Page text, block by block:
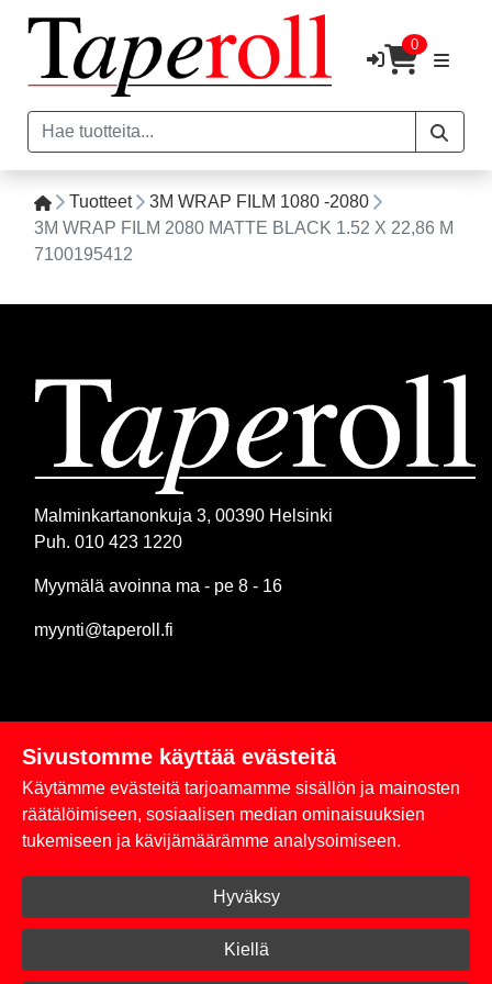
0
Tuotteet
3M WRAP FILM 1080 -2080
3M WRAP FILM 2080 MATTE BLACK 1.52 X 22,86 M
7100195412
Malminkartanonkuja 3, 00390 Helsinki
Puh. 010 423 1220
Myymälä avoinna ma - pe 8 - 16
myynti@taperoll.fi
Linkit
Rekisteriseloste
Toimitus- ja maksuehdot
Kirjaudu sisään
Sivustomme käyttää evästeitä
Käytämme evästeitä tarjoamamme sisällön ja mainosten
räätälöimiseen, sosiaalisen median ominaisuuksien
tukemiseen ja kävijämäärämme analysoimiseen.
Hyväksy
Kiellä